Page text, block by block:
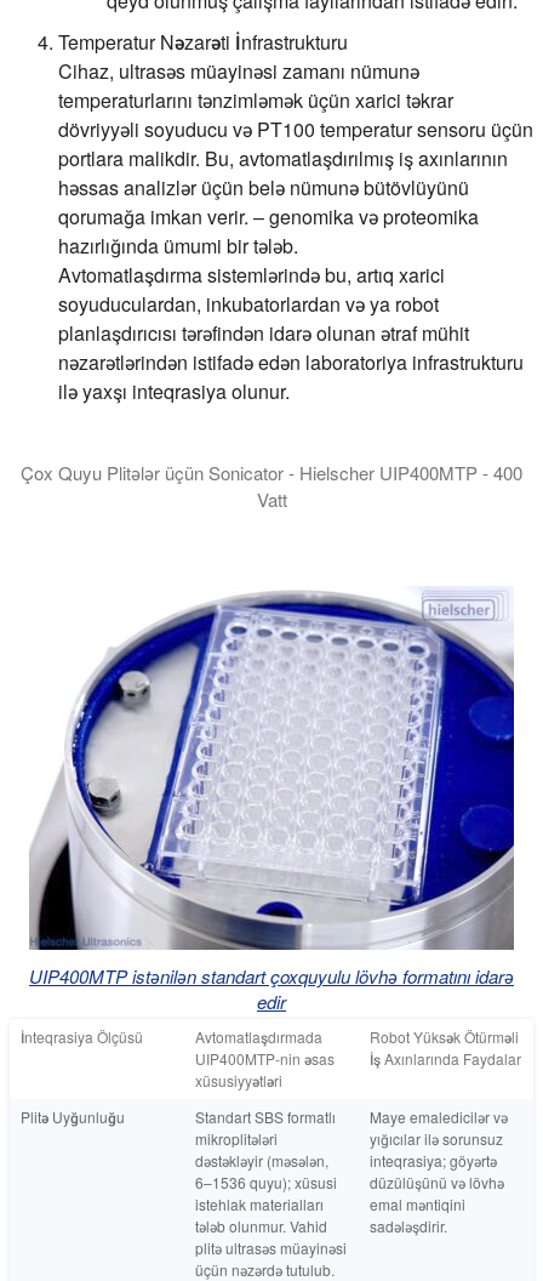
Temperatur Nəzarəti İnfrastrukturu
Cihaz, ultrasəs müayinəsi zamanı nümunə
temperaturlarını tənzimləmək üçün xarici təkrar
dövriyyəli soyuducu və PT100 temperatur sensoru üçün
portlara malikdir. Bu, avtomatlaşdırılmış iş axınlarının
həssas analizlər üçün belə nümunə bütövlüyünü
qorumağa imkan verir. – genomika və proteomika
hazırlığında ümumi bir tələb.
Avtomatlaşdırma sistemlərində bu, artıq xarici
soyuduculardan, inkubatorlardan və ya robot
planlaşdırıcısı tərəfindən idarə olunan ətraf mühit
nəzarətlərindən istifadə edən laboratoriya infrastrukturu
ilə yaxşı inteqrasiya olunur.
Çox Quyu Plitələr üçün Sonicator - Hielscher UIP400MTP - 400
Vatt
UIP400MTP istənilən standart çoxquyulu lövhə formatını idarə
edir
İnteqrasiya Ölçüsü
Avtomatlaşdırmada
UIP400MTP-nin əsas
xüsusiyyətləri
Robot Yüksək Ötürməli
İş Axınlarında Faydalar
Plitə Uyğunluğu
Standart SBS formatlı
mikroplitələri
dəstəkləyir (məsələn,
6–1536 quyu); xüsusi
istehlak materialları
tələb olunmur. Vahid
plitə ultrasəs müayinəsi
üçün nəzərdə tutulub.
Maye emaledicilər və
yığıcılar ilə sorunsuz
inteqrasiya; göyərtə
düzülüşünü və lövhə
emal məntiqini
sadələşdirir.